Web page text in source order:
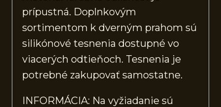
prípustná. Doplnkovým
sortimentom k dverným prahom sú
silikónové tesnenia dostupné vo
viacerých odtieňoch. Tesnenia je
potrebné zakupovať samostatne.
INFORMÁCIA: Na vyžiadanie sú